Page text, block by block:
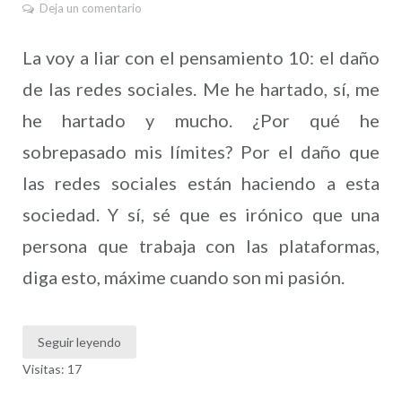
Deja un comentario
La voy a liar con el pensamiento 10: el daño
de las redes sociales. Me he hartado, sí, me
he hartado y mucho. ¿Por qué he
sobrepasado mis límites? Por el daño que
las redes sociales están haciendo a esta
sociedad. Y sí, sé que es irónico que una
persona que trabaja con las plataformas,
diga esto, máxime cuando son mi pasión.
Seguir leyendo
Visitas: 17